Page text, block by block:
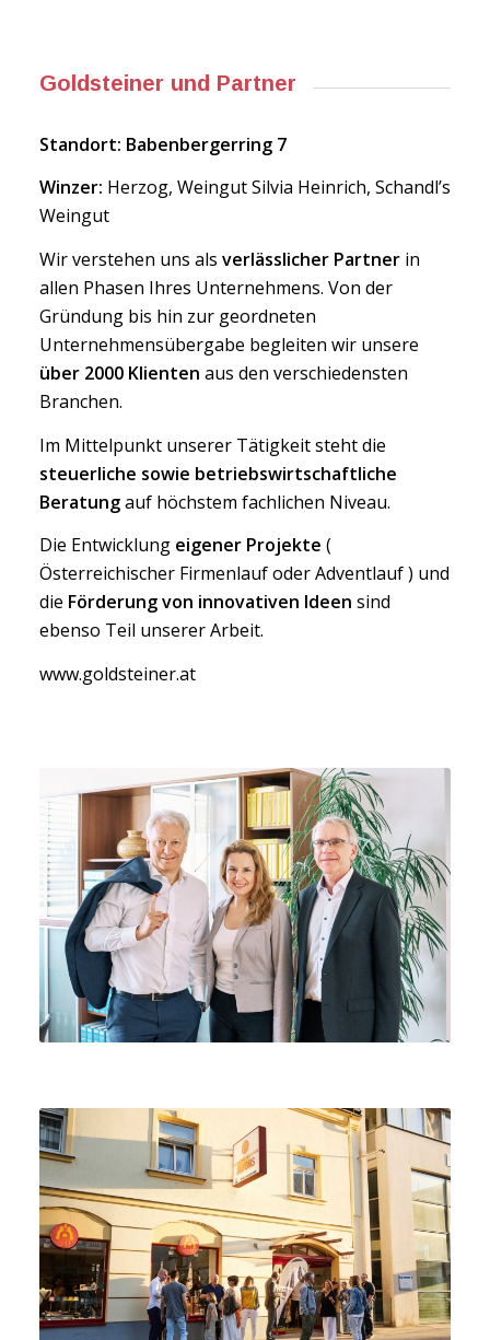
Goldsteiner und Partner
Standort: Babenbergerring 7
Winzer: Herzog, Weingut Silvia Heinrich, Schandl’s
Weingut
Wir verstehen uns als verlässlicher Partnerin
allen Phasen Ihres Unternehmens. Von der
Gründung bis hin zur geordneten
Unternehmensübergabe begleiten wir unsere
über 2000 Klienten aus den verschiedensten
Branchen.
Im Mittelpunkt unserer Tätigkeit steht die
steuerliche sowie betriebswirtschaftliche
Beratungauf höchstem fachlichen Niveau.
Die Entwicklung eigener Projekte (
Österreichischer Firmenlauf oder Adventlauf ) und
die Förderung von innovativen Ideen sind
ebenso Teil unserer Arbeit.
www.goldsteiner.at